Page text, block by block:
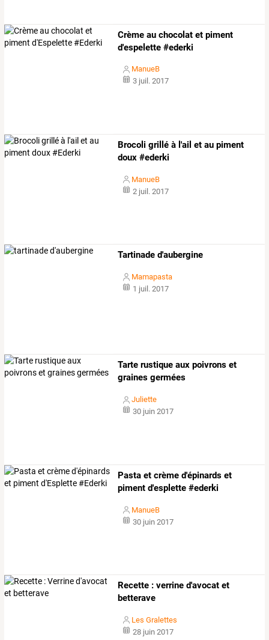
Crème au chocolat et piment
d'espelette #ederki
ManueB
3 juil. 2017
Brocoli grillé à l'ail et au piment
doux #ederki
ManueB
2 juil. 2017
Tartinade d'aubergine
Mamapasta
1 juil. 2017
Tarte rustique aux poivrons et
graines germées
Juliette
30 juin 2017
Pasta et crème d'épinards et
piment d'esplette #ederki
ManueB
30 juin 2017
Recette : verrine d'avocat et
betterave
Les Gralettes
28 juin 2017